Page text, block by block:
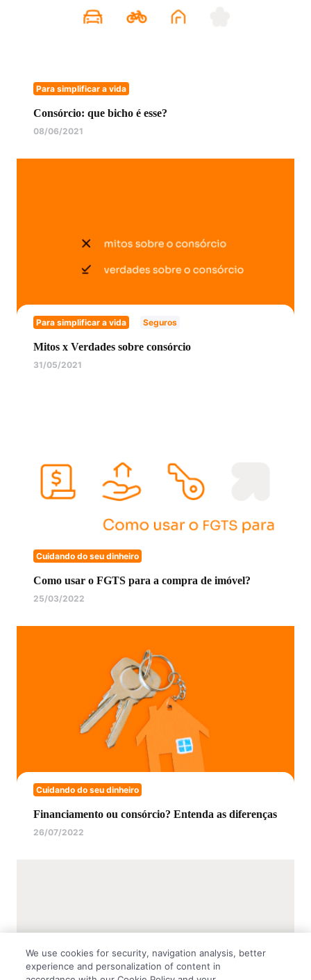
Para simplificar a vida
Consórcio: que bicho é esse?
08/06/2021
Para simplificar a vida Seguros
Mitos x Verdades sobre consórcio
31/05/2021
Cuidando do seu dinheiro
Como usar o FGTS para a compra de imóvel?
25/03/2022
Cuidando do seu dinheiro
Financiamento ou consórcio? Entenda as diferenças
26/07/2022
We use cookies for security, navigation analysis, better
experience and personalization of content in